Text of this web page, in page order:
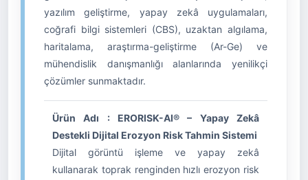
yazılım geliştirme, yapay zekâ uygulamaları,
coğrafi bilgi sistemleri (CBS), uzaktan algılama,
haritalama, araştırma-geliştirme (Ar-Ge) ve
mühendislik danışmanlığı alanlarında yenilikçi
çözümler sunmaktadır.
Ürün Adı : ERORISK-AI® – Yapay Zekâ
Destekli Dijital Erozyon Risk Tahmin Sistemi
Dijital görüntü işleme ve yapay zekâ
kullanarak toprak renginden hızlı erozyon risk